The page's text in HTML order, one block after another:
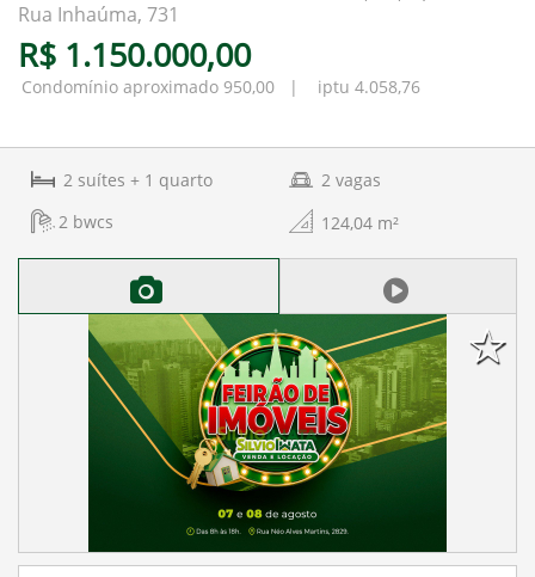
Rua Inhaúma, 731
R$ 1.150.000,00
Condomínio aproximado 950,00 | iptu 4.058,76
2 suítes + 1 quarto
2 bwcs
2vagas
124,04 m²